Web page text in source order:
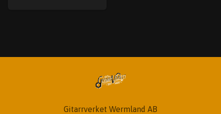
Gitarrverket Wermland AB